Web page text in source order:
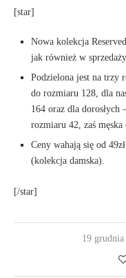
[star]
Nowa kolekcja
jak również w
Podzielona jest na trzy
do rozmiaru 128, dla
164 oraz dla dorosłych
rozmiaru 42, zaś
Ceny wahają się od
(kolekcja damska).
[/star]
19 grudnia